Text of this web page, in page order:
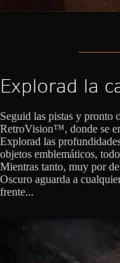
Explorad la
Seguid las pistas y pronto
RetroVision™, donde se
Explorad las
objetos emblemáticos,
Mientras tanto, muy por
Oscuro aguarda a
frente...